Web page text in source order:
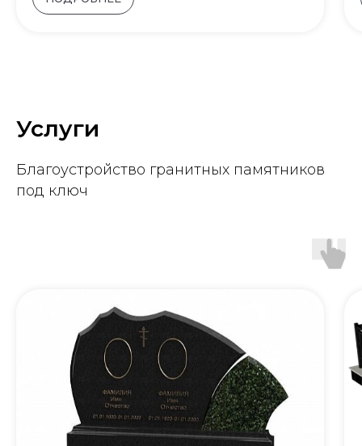
Услуги
Благоустройство гранитных памятников
под ключ